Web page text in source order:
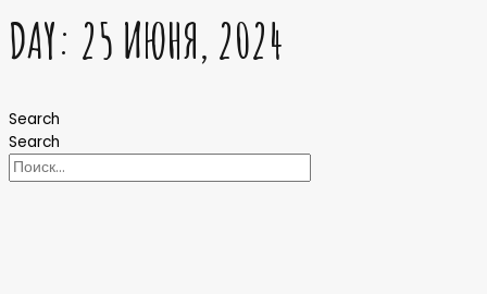
DAY: 25 ИЮНЯ, 2024
Search
Search